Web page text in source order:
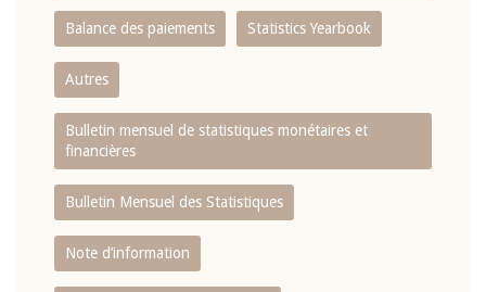
Balance des paiements Statistics Yearbook
Autres
Bulletin mensuel de statistiques monétaires et
financières
Bulletin Mensuel des Statistiques
Note d’information